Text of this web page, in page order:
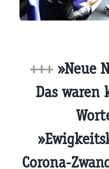
+++»Neue
Das waren
Corona-